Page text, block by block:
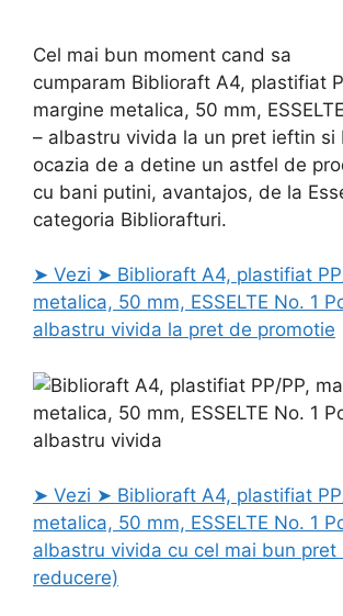
Cel mai bun moment cand sa
cumparam Biblioraft A4, plastifiat
margine metalica, 50 mm,
– albastru vivida la un pret ieftin si
ocazia de a detine un astfel de
cu bani putini, avantajos, de la
categoria Bibliorafturi.
➤ Vezi ➤ Biblioraft A4, plastifiat
metalica, 50 mm, ESSELTE No. 1
albastru vivida la pret de promotie
➤ Vezi ➤ Biblioraft A4, plastifiat
metalica, 50 mm, ESSELTE No. 1
albastru vivida cu cel mai bun pret
reducere)